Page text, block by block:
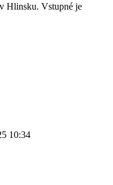
Hlinsku. Vstupné je
10:34